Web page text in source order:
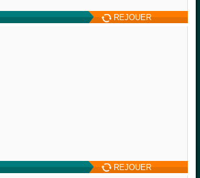
REJOUER
REJOUER